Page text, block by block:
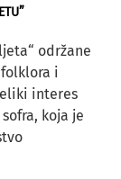
održane
i
interes
koja je